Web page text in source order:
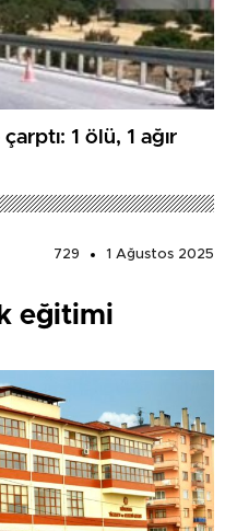
1 ölü, 1 ağır
729
1 Ağustos 2025
eğitimi